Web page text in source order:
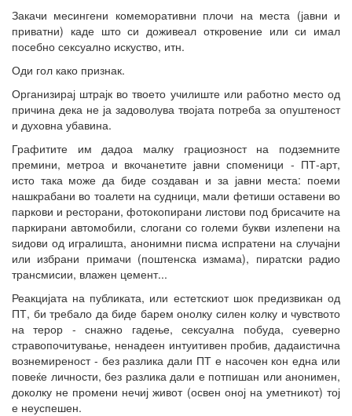
Закачи месингени комеморативни плочи на места (јавни и
приватни) каде што си доживеал откровение или си имал
посебно сексуално искуство, итн.
Оди гол како признак.
Организирај штрајк во твоето училиште или работно место од
причина дека не ја задоволува твојата потреба за опуштеност
и духовна убавина.
Графитите им дадоа малку грациозност на подземните
премини, метроа и вкочанетите јавни споменици - ПТ-арт,
исто така може да биде создаван и за јавни места: поеми
нашкрабани во тоалети на судници, мали фетиши оставени во
паркови и ресторани, фотокопирани листови под брисачите на
паркирани автомобили, слогани со големи букви излепени на
ѕидови од игралишта, анонимни писма испратени на случајни
или избрани примачи (поштенска измама), пиратски радио
трансмисии, влажен цемент...
Реакцијата на публиката, или естетскиот шок предизвикан од
ПТ, би требало да биде барем онолку силен колку и чувството
на терор - снажно гадење, сексуална побуда, суеверно
стравопочитување, ненадеен интуитивен пробив, дадаистична
вознемиреност - без разлика дали ПТ е насочен кон една или
повеќе личности, без разлика дали е потпишан или анонимен,
доколку не промени нечиј живот (освен оној на уметникот) тој
е неуспешен.